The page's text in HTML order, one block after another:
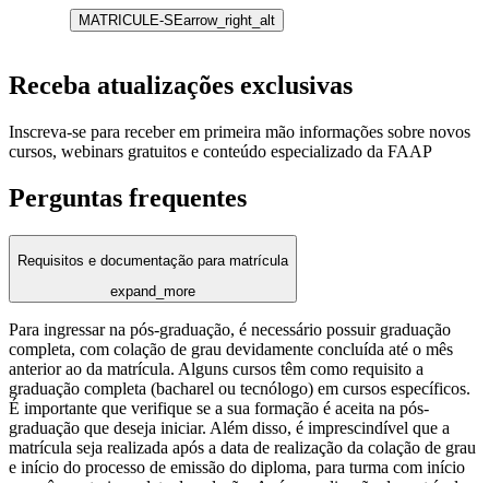
MATRICULE-SEarrow_right_alt
Receba atualizações exclusivas
Inscreva-se para receber em primeira mão informações sobre novos
cursos, webinars gratuitos e conteúdo especializado da FAAP
Perguntas frequentes
Requisitos e documentação para matrícula
expand_more
Para ingressar na pós-graduação, é necessário possuir graduação
completa, com colação de grau devidamente concluída até o mês
anterior ao da matrícula. Alguns cursos têm como requisito a
graduação completa (bacharel ou tecnólogo) em cursos específicos.
É importante que verifique se a sua formação é aceita na pós-
graduação que deseja iniciar. Além disso, é imprescindível que a
matrícula seja realizada após a data de realização da colação de grau
e início do processo de emissão do diploma, para turma com início